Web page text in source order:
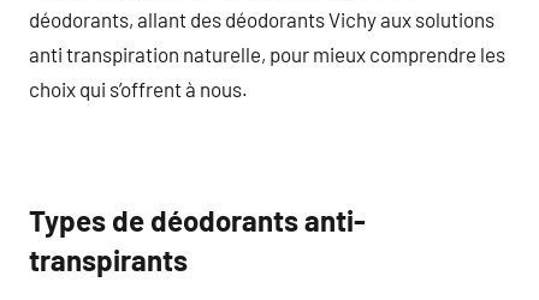
déodorants, allant des déodorants Vichy aux solutions
anti transpiration naturelle, pour mieux comprendre les
choix qui s’offrent à nous.
Types de déodorants anti-
transpirants